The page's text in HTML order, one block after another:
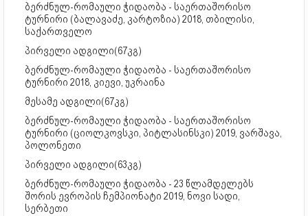
ბერძნულ-რომაული ჭიდაობა - საერთაშორისო
ტურნირი (ბალავაძე, კარტოზია) 2018, თბილისი,
საქართველო
პირველი ადგილი(67კგ)
ბერძნულ-რომაული ჭიდაობა - საერთაშორისო
ტურნირი 2018, კიევი, უკრაინა
მესამე ადგილი(67კგ)
ბერძნულ-რომაული ჭიდაობა - საერთაშორისო
ტურნირი (ციოლკოვსკი, პიტლასინსკი) 2019, ვარშავა,
პოლონეთი
პირველი ადგილი(63კგ)
ბერძნულ-რომაული ჭიდაობა - 23 წლამდელებს
შორის ევროპის ჩემპიონატი 2019, ნოვი სადი,
სერბეთი